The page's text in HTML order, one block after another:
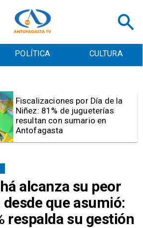
POLÍTICA CULTURA
alcanza su peor
que asumió:
respalda su gestión
Tribunal frena opción de pena
mixta para Karen Rojo por ahora